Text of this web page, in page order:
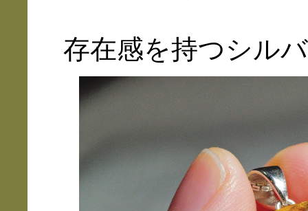
存在感を持つシル